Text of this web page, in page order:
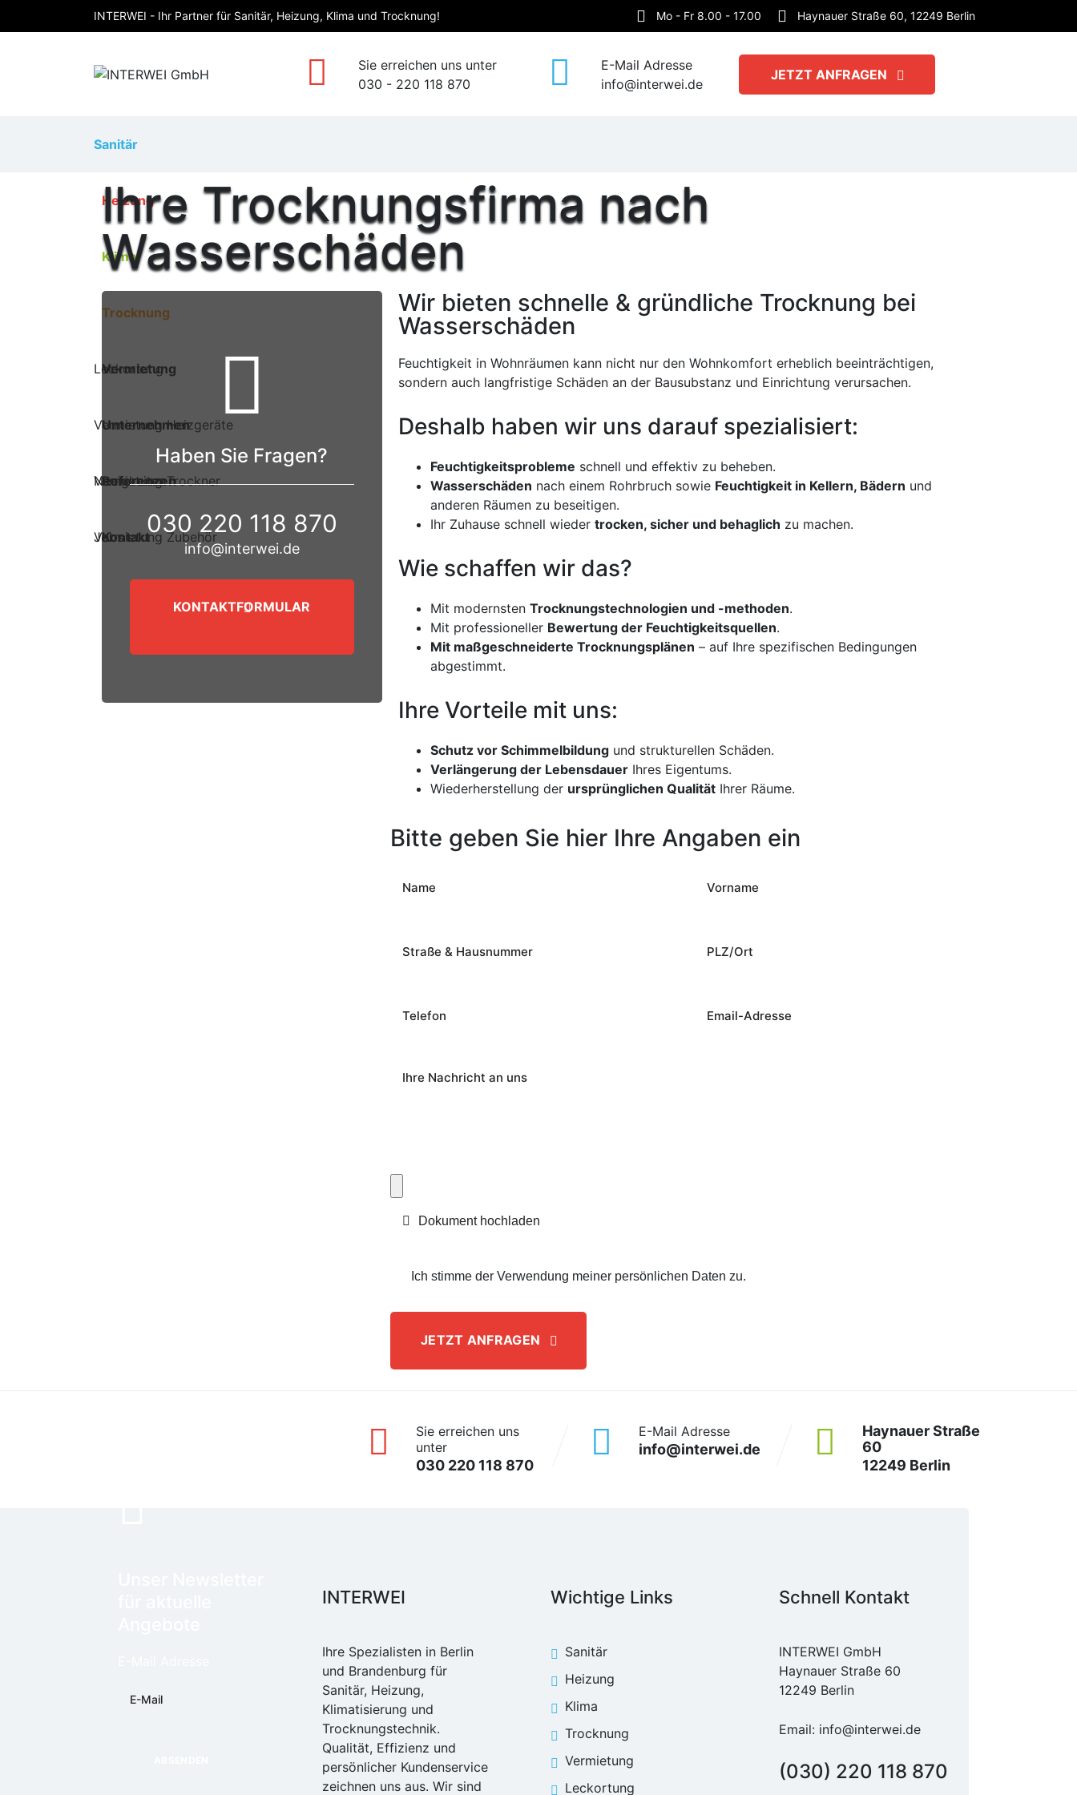
INTERWEI - Ihr Partner für Sanitär, Heizung, Klima und Trocknung! Mo - Fr 8.00 - 17.00 Haynauer Straße 60, 12249 Berlin
Sie erreichen uns unter
030 - 220 118 870
E-Mail Adresse
info@interwei.de
JETZT ANFRAGEN
Sanitär
Heizung
Klima
Trocknung
Leckortung
Vermietung
Vermietung Heizgeräte
Vermietung Trockner
Vermietung Zubehör
Unternehmen
Neuigkeiten
Jobs
Referenzen
Kontakt
Ihre Trocknungsfirma nach
Wasserschäden
Haben Sie Fragen?
030 220 118 870
info@interwei.de
KONTAKTFORMULAR
Wir bieten schnelle & gründliche Trocknung bei
Wasserschäden
Feuchtigkeit in Wohnräumen kann nicht nur den Wohnkomfort erheblich beeinträchtigen,
sondern auch langfristige Schäden an der Bausubstanz und Einrichtung verursachen.
Deshalb haben wir uns darauf spezialisiert:
Feuchtigkeitsprobleme schnell und effektiv zu beheben.
Wasserschäden nach einem Rohrbruch sowie Feuchtigkeit in Kellern, Bädern und
anderen Räumen zu beseitigen.
Ihr Zuhause schnell wieder trocken, sicher und behaglich zu machen.
Wie schaffen wir das?
Mit modernsten Trocknungstechnologien und -methoden.
Mit professioneller Bewertung der Feuchtigkeitsquellen.
Mit maßgeschneiderte Trocknungsplänen – auf Ihre spezifischen Bedingungen
abgestimmt.
Ihre Vorteile mit uns:
Schutz vor Schimmelbildungund strukturellen Schäden.
Verlängerung der LebensdauerIhres Eigentums.
Wiederherstellung der ursprünglichen QualitätIhrer Räume.
Bitte geben Sie hier Ihre Angaben ein
Dokument hochladen
Ich stimme der Verwendung meiner persönlichen Daten zu.
JETZT ANFRAGEN
Sie erreichen uns
unter
030 220 118 870
E-Mail Adresse
info@interwei.de
Haynauer Straße
60
12249 Berlin
INTERWEI
Ihre Spezialisten in Berlin
und Brandenburg für
Sanitär, Heizung,
Klimatisierung und
Trocknungstechnik.
Qualität, Effizienz und
persönlicher Kundenservice
zeichnen uns aus. Wir sind
Wichtige Links
Sanitär
Heizung
Klima
Trocknung
Vermietung
Leckortung
Schnell Kontakt
INTERWEI GmbH
Haynauer Straße 60
12249 Berlin
Email: info@interwei.de
(030) 220 118 870